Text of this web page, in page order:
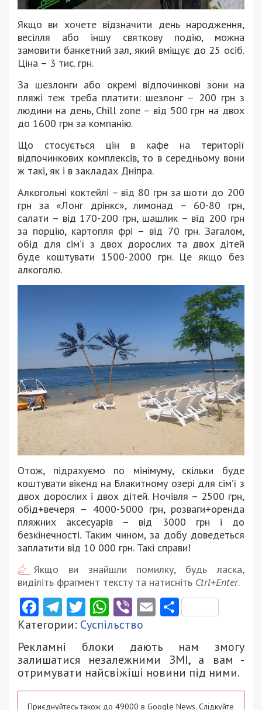
Якщо ви хочете відзначити день народження,
весілля або іншу святкову подію, можна
замовити банкетний зал, який вміщує до 25 осіб.
Ціна – 3 тис. грн.
За шезлонги або окремі відпочинкові зони на
пляжі теж треба платити: шезлонг – 200 грн з
людини на день, Chill zone – від 500 грн на двох
до 1600 грн за компанію.
Що стосується цін в кафе на території
відпочинкових комплексів, то в середньому вони
ж такі, як і в закладах Дніпра.
Алкогольні коктейлі – від 80 грн за шоти до 200
грн за «Лонг дрінкс», лимонад – 60-80 грн,
салати – від 170-200 грн, шашлик – від 200 грн
за порцію, картопля фрі – від 70 грн. Загалом,
обід для сім’ї з двох дорослих та двох дітей
буде коштувати 1500-2000 грн. Це якщо без
алкоголю.
Отож, підрахуємо по мінімуму, скільки буде
коштувати вікенд на Блакитному озері для сім’ї з
двох дорослих і двох дітей. Ночівля – 2500 грн,
обід+вечеря – 4000-5000 грн, розваги+оренда
пляжних аксесуарів – від 3000 грн і до
безкінечності. Таким чином, за добу доведеться
заплатити від 10 000 грн. Такі справи!
Якщо ви знайшли помилку, будь ласка,
виділіть фрагмент тексту та натисніть Ctrl+Enter.
Facebook
Telegram
Twitter
WhatsApp
ViberEmail
Категории: Суспільство
Рекламні блоки дають нам змогу
залишатися незалежними ЗМІ, а вам -
отримувати найсвіжіші новини під ними.
Приєднуйтесь також до 49000 в Google News. Слідкуйте